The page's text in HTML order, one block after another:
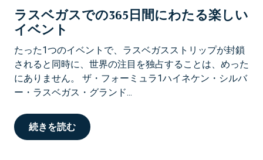
ラスベガスでの365日間にわたる楽しい
イベント
たった1つのイベントで、ラスベガスストリップが封鎖
されると同時に、世界の注目を独占することは、めった
にありません。 ザ・フォーミュラ1ハイネケン・シルバ
ー・ラスベガス・グランド...
続きを読む